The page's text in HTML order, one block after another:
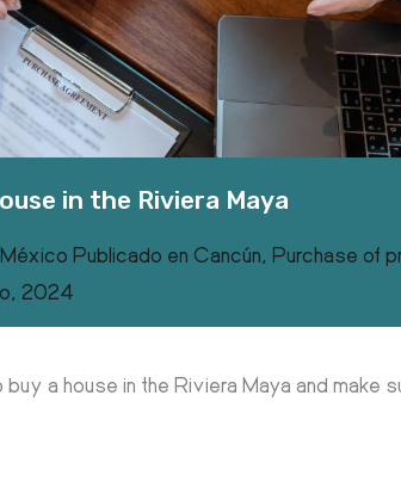
in the Riviera Maya
Publicado en Cancún, Purchase of
2024
a house in the Riviera Maya and make